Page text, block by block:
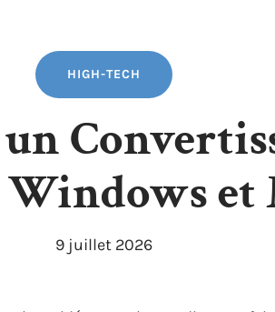
HIGH-TECH
et
9 juillet 2026